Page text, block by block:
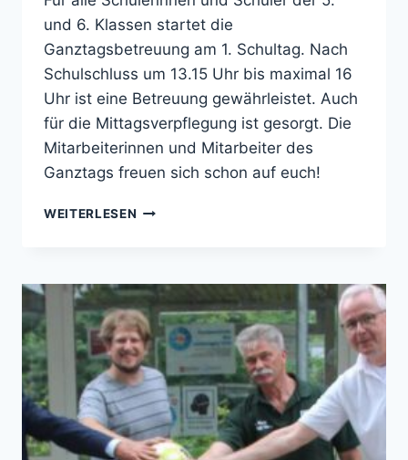
und 6. Klassen startet die
Ganztagsbetreuung am 1. Schultag. Nach
Schulschluss um 13.15 Uhr bis maximal 16
Uhr ist eine Betreuung gewährleistet. Auch
für die Mittagsverpflegung ist gesorgt. Die
Mitarbeiterinnen und Mitarbeiter des
Ganztags freuen sich schon auf euch!
WEITERLESENGANZTAG